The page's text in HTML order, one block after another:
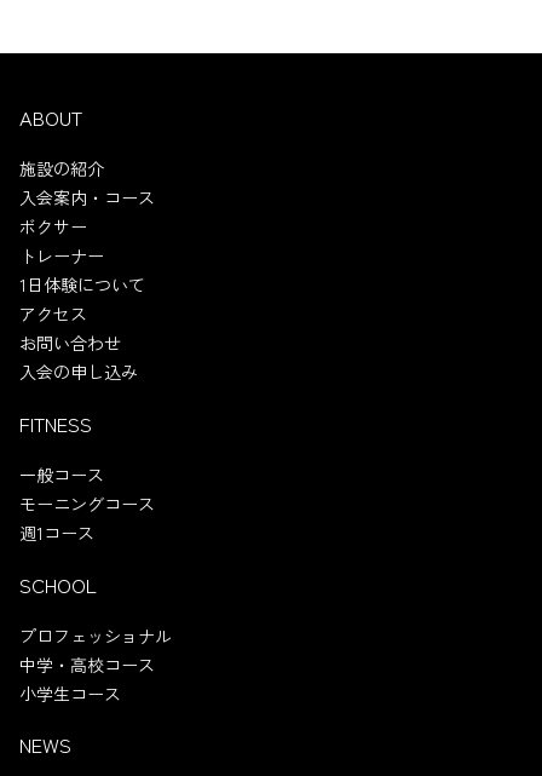
ABOUT
施設の紹介
入会案内・コース
ボクサー
トレーナー
1日体験について
アクセス
お問い合わせ
入会の申し込み
FITNESS
一般コース
モーニングコース
週1コース
SCHOOL
プロフェッショナル
中学・高校コース
小学生コース
NEWS